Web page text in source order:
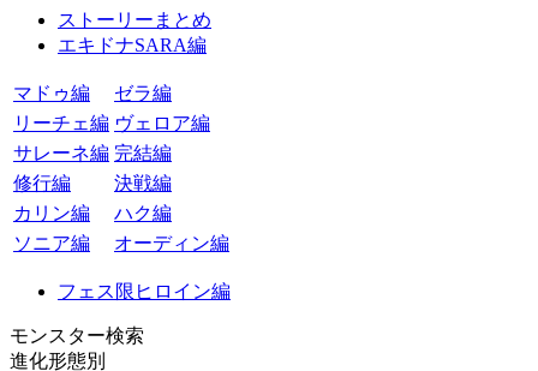
ストーリーまとめ
エキドナSARA編
マドゥ編
ゼラ編
リーチェ編 ヴェロア編
サレーネ編 完結編
修行編
決戦編
カリン編
ハク編
ソニア編
オーディン編
フェス限ヒロイン編
モンスター検索
進化形態別